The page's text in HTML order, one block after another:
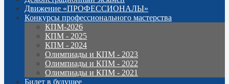
Движение «ПРОФЕССИОНАЛЫ»
Конкурсы профессионального мастерства
КПМ-2026
КПМ - 2025
КПМ - 2024
Олимпиады и КПМ - 2023
Олимпиады и КПМ - 2022
Олимпиады и КПМ - 2021
Билет в будущее